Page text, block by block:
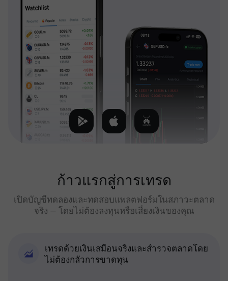
ก้าวแรกสู่การเทรด
เปิดบัญชีทดลองและทดสอบแพลตฟอร์มในสภาวะตลาด
จริง — โดยไม่ต้องลงทุนหรือเสี่ยงเงินของคุณ
เทรดด้วยเงินเสมือนจริงและสำรวจตลาดโดย
ไม่ต้องกลัวการขาดทุน